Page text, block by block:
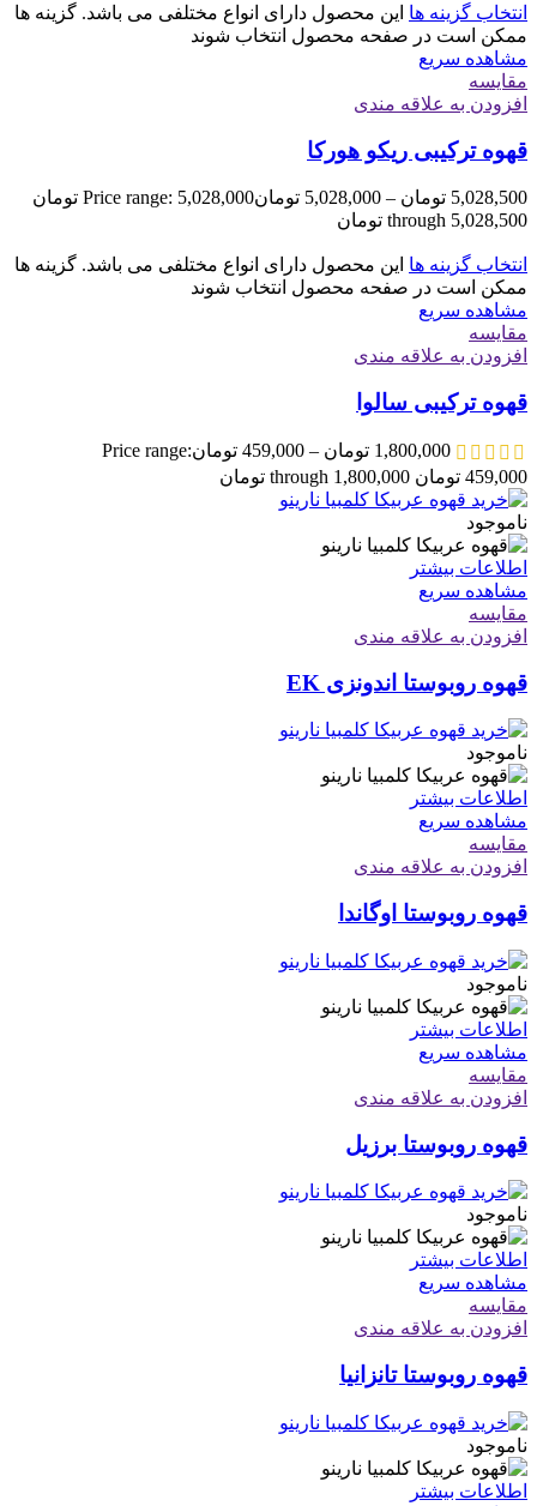
انتخاب گزینه ها این محصول دارای انواع مختلفی می باشد. گزینه ها
ممکن است در صفحه محصول انتخاب شوند
مشاهده سریع
مقایسه
افزودن به علاقه مندی
قهوه ترکیبی ریکو هورکا
5,028,500 تومان –
5,028,000 تومان
Price range: 5,028,000 تومان
through 5,028,500 تومان
انتخاب گزینه ها این محصول دارای انواع مختلفی می باشد. گزینه ها
ممکن است در صفحه محصول انتخاب شوند
مشاهده سریع
مقایسه
افزودن به علاقه مندی
قهوه ترکیبی سالوا
1,800,000 تومان –
459,000 تومانPrice range:
459,000 تومان through 1,800,000 تومان
ناموجود
اطلاعات بیشتر
مشاهده سریع
مقایسه
افزودن به علاقه مندی
قهوه روبوستا اندونزی EK
ناموجود
اطلاعات بیشتر
مشاهده سریع
مقایسه
افزودن به علاقه مندی
قهوه روبوستا اوگاندا
ناموجود
اطلاعات بیشتر
مشاهده سریع
مقایسه
افزودن به علاقه مندی
قهوه روبوستا برزیل
ناموجود
اطلاعات بیشتر
مشاهده سریع
مقایسه
افزودن به علاقه مندی
قهوه روبوستا تانزانیا
ناموجود
اطلاعات بیشتر